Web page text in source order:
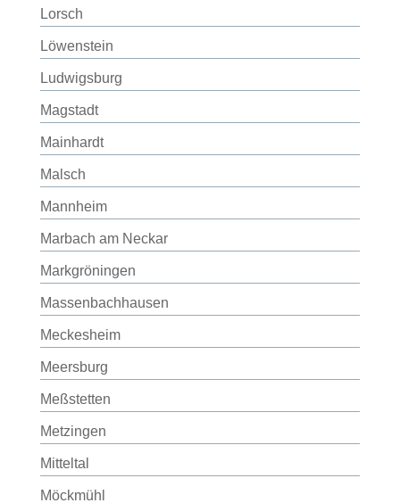
Lorsch
Löwenstein
Ludwigsburg
Magstadt
Mainhardt
Malsch
Mannheim
Marbach am Neckar
Markgröningen
Massenbachhausen
Meckesheim
Meersburg
Meßstetten
Metzingen
Mitteltal
Möckmühl